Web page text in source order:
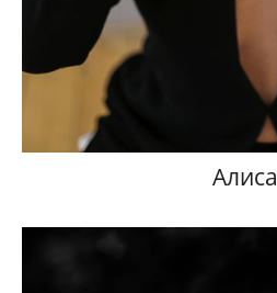
Алиса